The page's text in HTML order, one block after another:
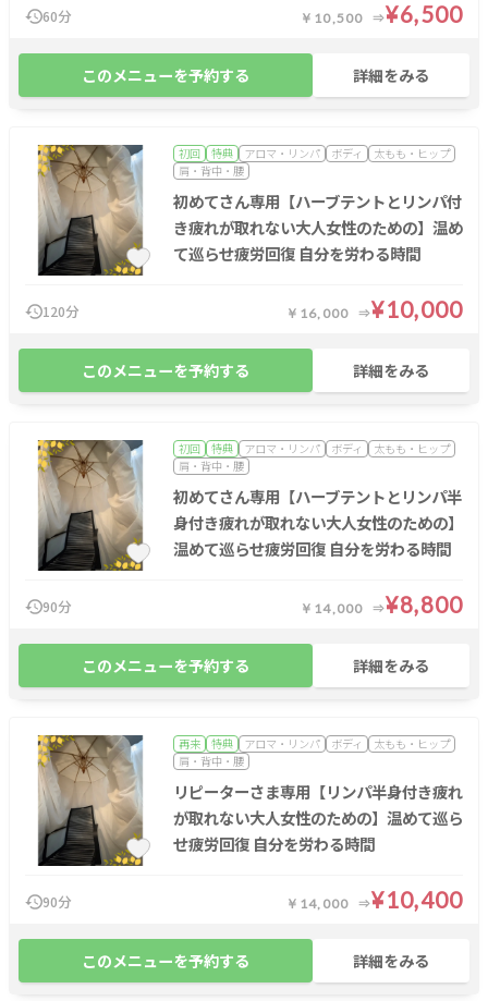
60分 ￥10,500 ¥6,500
このメニューを予約する 詳細をみる
初回 特典 アロマ・リンパ ボディ
太もも・ヒップ
肩・背中・腰
初めてさん専用【ハーブテントとリンパ付
き疲れが取れない大人女性のための】温め
て巡らせ疲労回復 自分を労わる時間
120分 ￥16,000 ¥10,000
このメニューを予約する 詳細をみる
初回 特典 アロマ・リンパ ボディ
太もも・ヒップ
肩・背中・腰
初めてさん専用【ハーブテントとリンパ半
身付き疲れが取れない大人女性のための】
温めて巡らせ疲労回復 自分を労わる時間
90分 ￥14,000 ¥8,800
このメニューを予約する 詳細をみる
再来 特典 アロマ・リンパ ボディ
太もも・ヒップ
肩・背中・腰
リピーターさま専用【リンパ半身付き疲れ
が取れない大人女性のための】温めて巡ら
せ疲労回復 自分を労わる時間
90分 ￥14,000 ¥10,400
このメニューを予約する 詳細をみる